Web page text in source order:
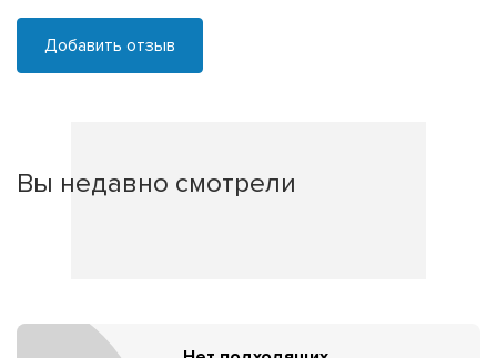
Добавить отзыв
Вы недавно смотрели